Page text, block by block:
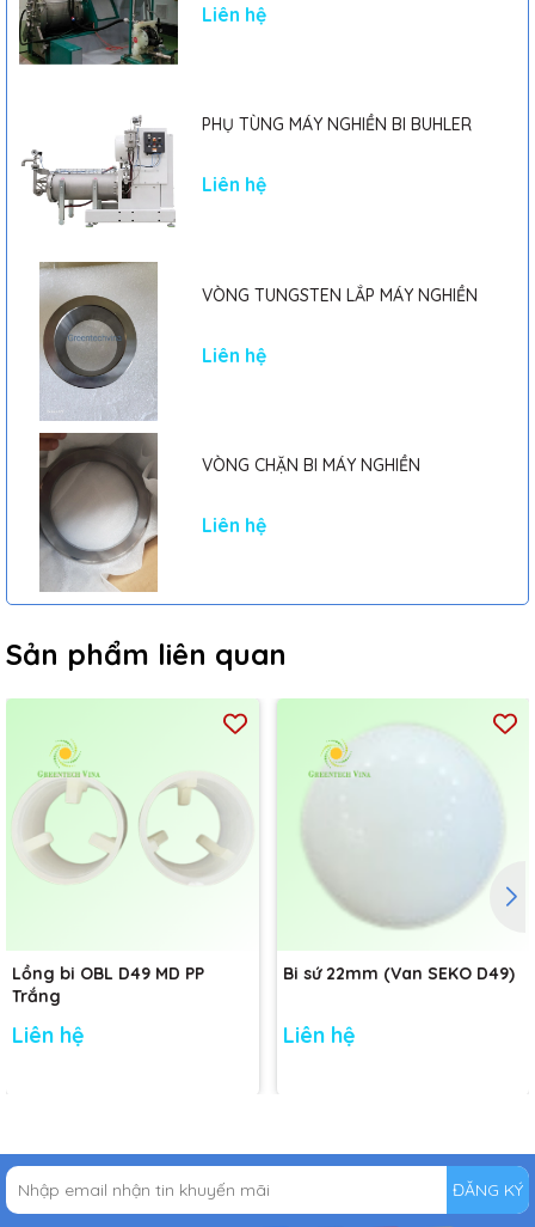
Liên hệ
PHỤ TÙNG MÁY NGHIỀN BI BUHLER
Liên hệ
VÒNG TUNGSTEN LẮP MÁY NGHIỀN
Liên hệ
VÒNG CHẶN BI MÁY NGHIỀN
Liên hệ
Sản phẩm liên quan
Lồng bi OBL D49 MD PP
Trắng
Liên hệ
Bi sứ 22mm (Van SEKO D49)
Liên hệ
ĐĂNG KÝ